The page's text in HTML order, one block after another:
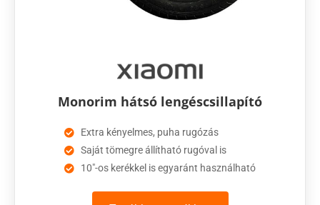
Monorim hátsó lengéscsillapító
Extra kényelmes, puha rugózás
Saját tömegre állítható rugóval is
10"-os kerékkel is egyaránt használható